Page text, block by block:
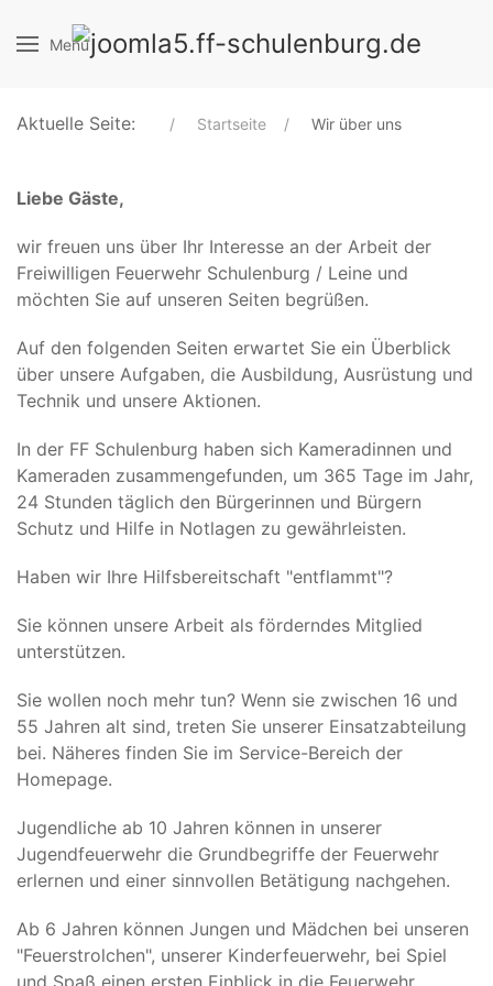
Menu
Aktuelle Seite: Startseite Wir über uns
Liebe Gäste,
wir freuen uns über Ihr Interesse an der Arbeit der
Freiwilligen Feuerwehr Schulenburg / Leine und
möchten Sie auf unseren Seiten begrüßen.
Auf den folgenden Seiten erwartet Sie ein Überblick
über unsere Aufgaben, die Ausbildung, Ausrüstung und
Technik und unsere Aktionen.
In der FF Schulenburg haben sich Kameradinnen und
Kameraden zusammengefunden, um 365 Tage im Jahr,
24 Stunden täglich den Bürgerinnen und Bürgern
Schutz und Hilfe in Notlagen zu gewährleisten.
Haben wir Ihre Hilfsbereitschaft "entflammt"?
Sie können unsere Arbeit als förderndes Mitglied
unterstützen.
Sie wollen noch mehr tun? Wenn sie zwischen 16 und
55 Jahren alt sind, treten Sie unserer Einsatzabteilung
bei. Näheres finden Sie im Service-Bereich der
Homepage.
Jugendliche ab 10 Jahren können in unserer
Jugendfeuerwehr die Grundbegriffe der Feuerwehr
erlernen und einer sinnvollen Betätigung nachgehen.
Ab 6 Jahren können Jungen und Mädchen bei unseren
"Feuerstrolchen", unserer Kinderfeuerwehr, bei Spiel
und Spaß einen ersten Einblick in die Feuerwehr